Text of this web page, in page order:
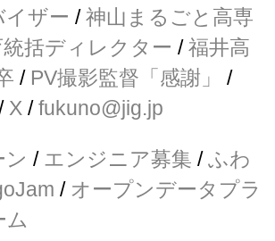
ザー /神山まるごと高専
括ディレクター /福井高
/ PV撮影監督「感謝」
/
X /fukuno@jig.jp
ン / エンジニア募集 /ふわ
/ オープンデータプラ
ム